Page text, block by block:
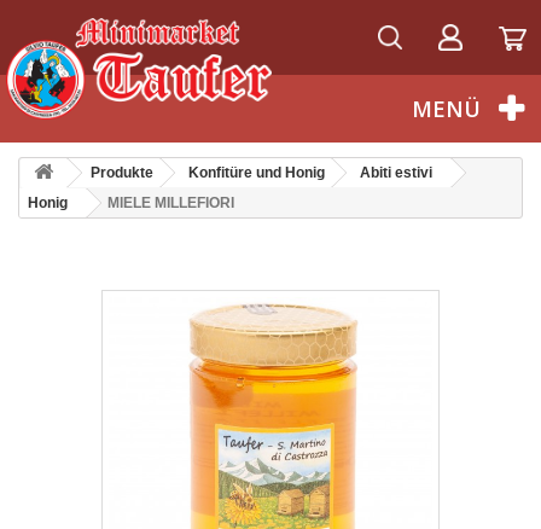
Deutsch
MENÜ
Produkte Konfitüre und Honig
Abiti estivi
Honig
MIELE MILLEFIORI